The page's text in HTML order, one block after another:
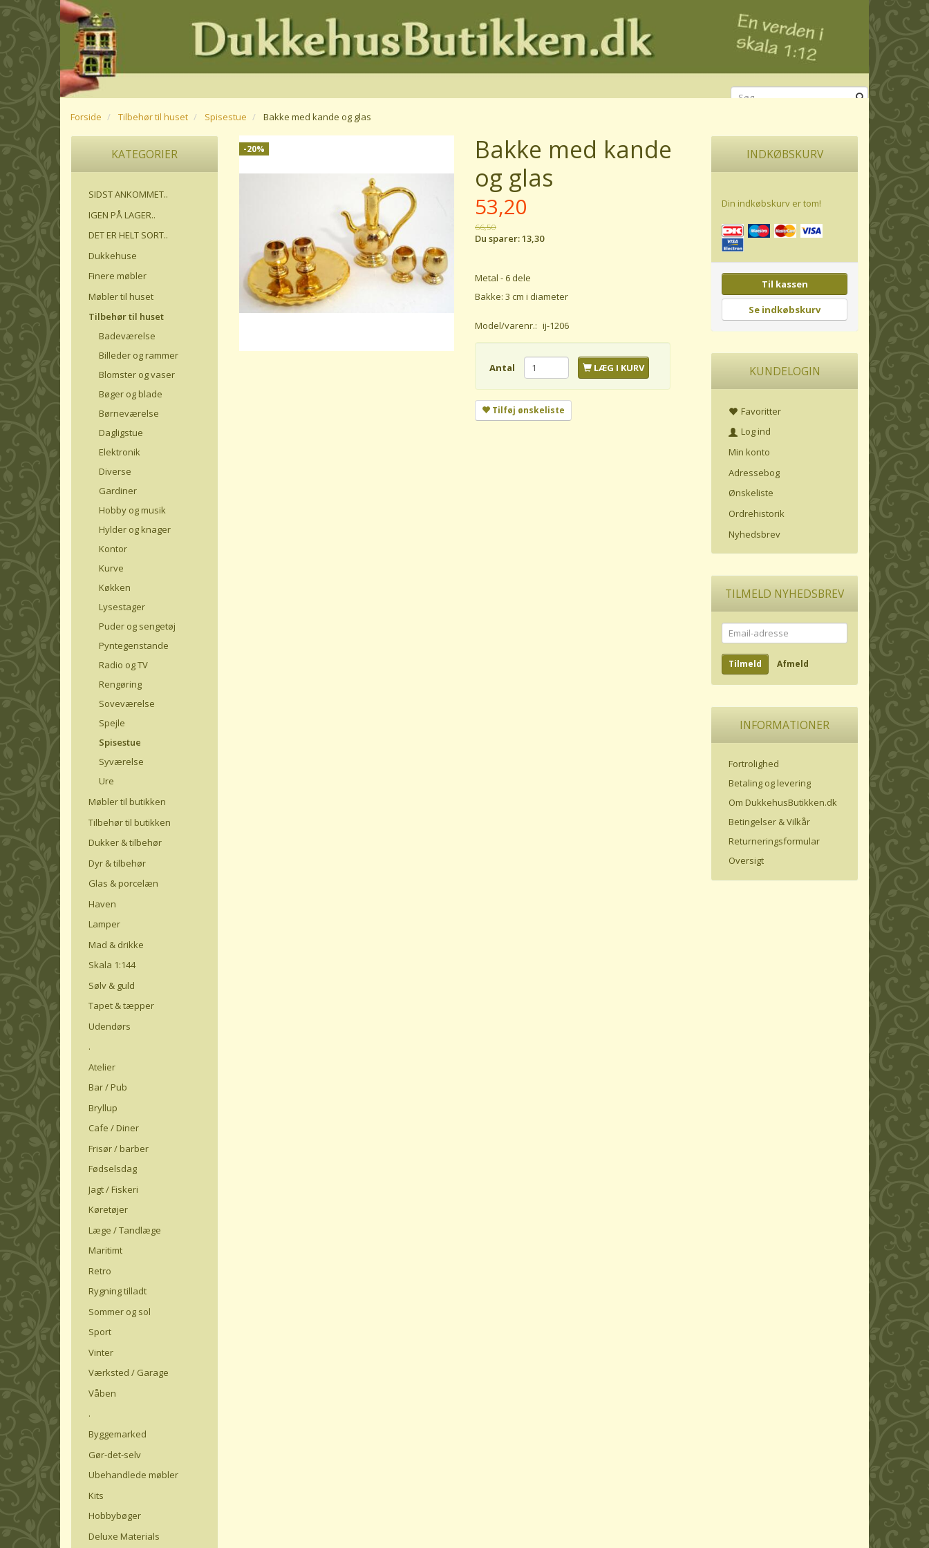
Forside Tilbehør til huset Spisestue Bakke med kande og glas
KATEGORIER
SIDST ANKOMMET..
IGEN PÅ LAGER..
DET ER HELT SORT..
Dukkehuse
Finere møbler
Møbler til huset
Tilbehør til huset
Badeværelse
Billeder og rammer
Blomster og vaser
Bøger og blade
Børneværelse
Dagligstue
Elektronik
Diverse
Gardiner
Hobby og musik
Hylder og knager
Kontor
Kurve
Køkken
Lysestager
Puder og sengetøj
Pyntegenstande
Radio og TV
Rengøring
Soveværelse
Spejle
Spisestue
Syværelse
Ure
Møbler til butikken
Tilbehør til butikken
Dukker & tilbehør
Dyr & tilbehør
Glas & porcelæn
Haven
Lamper
Mad & drikke
Skala 1:144
Sølv & guld
Tapet & tæpper
Udendørs
.
Atelier
Bar / Pub
Bryllup
Cafe / Diner
Frisør / barber
Fødselsdag
Jagt / Fiskeri
Køretøjer
Læge / Tandlæge
Maritimt
Retro
Rygning tilladt
Sommer og sol
Sport
Vinter
Værksted / Garage
Våben
.
Byggemarked
Gør-det-selv
Ubehandlede møbler
Kits
Hobbybøger
Deluxe Materials
-20%
Bakke med kande
og glas
53,20
66,50
Du sparer:13,30
Metal - 6 dele
Bakke: 3 cm i diameter
Model/varenr.: ij-1206
Antal LÆG I KURV
Tilføj ønskeliste
INDKØBSKURV
Din indkøbskurv er tom!
Til kassen
Se indkøbskurv
KUNDELOGIN
Favoritter
Log ind
Min konto
Adressebog
Ønskeliste
Ordrehistorik
Nyhedsbrev
TILMELD NYHEDSBREV
Email-
adresse
Tilmeld Afmeld
INFORMATIONER
Fortrolighed
Betaling og levering
Om DukkehusButikken.dk
Betingelser & Vilkår
Returneringsformular
Oversigt